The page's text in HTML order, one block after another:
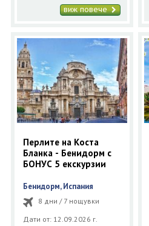
виж повече
Перлите на Коста
Бланка - Бенидорм с
БОНУС 5 екскурзии
Бенидорм, Испания
8 дни / 7 нощувки
Дати от: 12.09.2026 г.